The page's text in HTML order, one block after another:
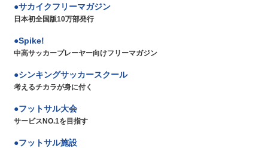
サカイクフリーマガジン
日本初全国版10万部発行
Spike!
中高サッカープレーヤー向けフリーマガジン
シンキングサッカースクール
考えるチカラが身に付く
フットサル大会
サービスNO.1を目指す
フットサル施設